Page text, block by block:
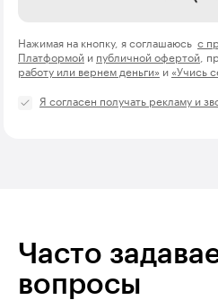
Нажимая на кнопку, я соглашаюсь с
Платформой и публичной офертой ,
работу или вернем деньги» и «Учись
Я согласен получать рекламу и
Часто
вопросы